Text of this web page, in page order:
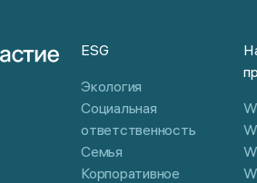
ESG
Экология
Социальная
ответственность
Семья
Корпоративное